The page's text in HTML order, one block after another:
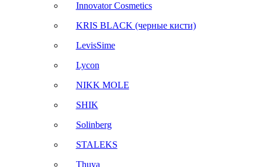
Innovator Cosmetics
KRIS BLACK (черные кисти)
LevisSime
Lycon
NIKK MOLE
SHIK
Solinberg
STALEKS
Thuya